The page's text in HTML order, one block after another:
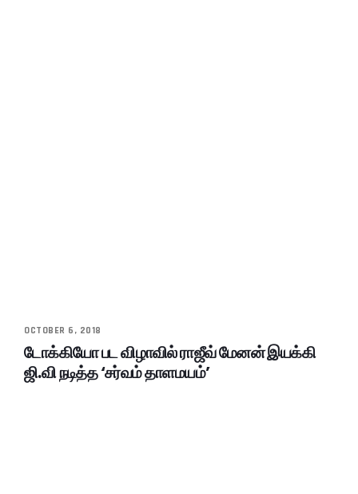
OCTOBER 6, 2018
டோக்கியோ பட விழாவில் ராஜீவ் மேனன் இயக்கி
ஜி.வி நடித்த ‘சர்வம் தாளமயம்’